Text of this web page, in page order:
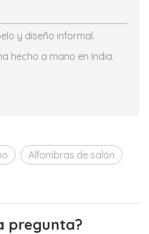
y diseño informal.
hecho a mano en India.
Alfombras de salón
pregunta?